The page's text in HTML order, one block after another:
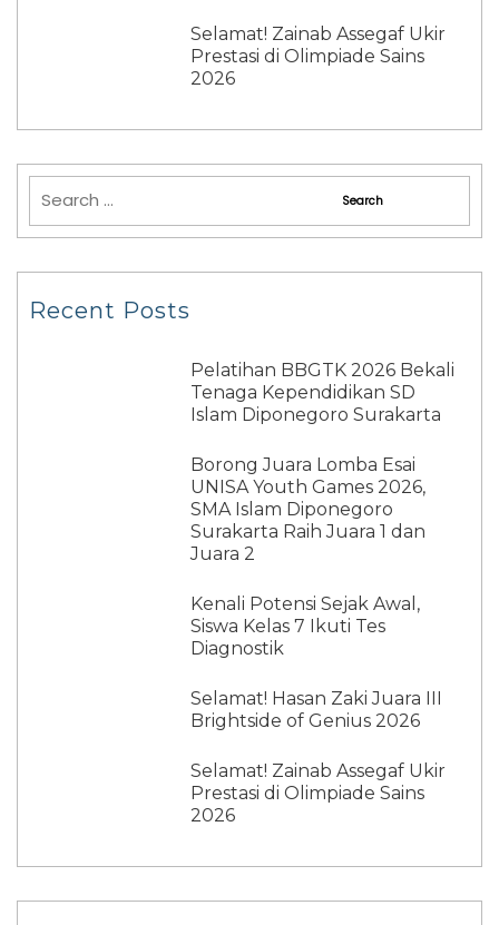
Selamat! Zainab Assegaf Ukir
Prestasi di Olimpiade Sains
2026
Recent Posts
Pelatihan BBGTK 2026 Bekali
Tenaga Kependidikan SD
Islam Diponegoro Surakarta
Borong Juara Lomba Esai
UNISA Youth Games 2026,
SMA Islam Diponegoro
Surakarta Raih Juara 1 dan
Juara 2
Kenali Potensi Sejak Awal,
Siswa Kelas 7 Ikuti Tes
Diagnostik
Selamat! Hasan Zaki Juara III
Brightside of Genius 2026
Selamat! Zainab Assegaf Ukir
Prestasi di Olimpiade Sains
2026